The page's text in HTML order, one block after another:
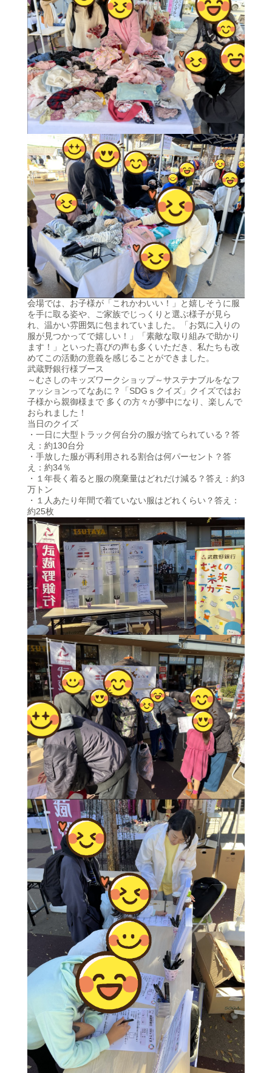
会場では、お子様が「これかわいい！」と嬉しそうに服
を手に取る姿や、ご家族でじっくりと選ぶ様子が見ら
れ、温かい雰囲気に包まれていました。「お気に入りの
服が見つかってで嬉しい！」「素敵な取り組みで助かり
ます！」といった喜びの声も多くいただき、私たちも改
めてこの活動の意義を感じることができました。
武蔵野銀行様ブース
～むさしのキッズワークショップ～サステナブルをなフ
ァッションってなあに？「SDGｓクイズ」クイズではお
子様から親御様まで 多くの方々が夢中になり、楽しんで
おられました！
当日のクイズ
・一日に大型トラック何台分の服が捨てられている？答
え：約130台分
・手放した服が再利用される割合は何パーセント？答
え：約34％
・１年長く着ると服の廃棄量はどれだけ減る？答え：約3
万トン
・１人あたり年間で着ていない服はどれくらい？答え：
約25枚